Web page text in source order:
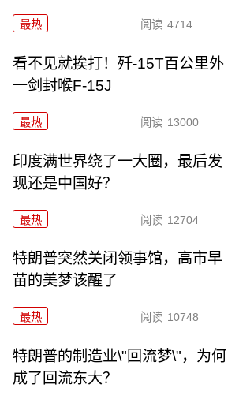
最热 阅读 4714
看不见就挨打！歼-15T百公里外
一剑封喉F-15J
最热 阅读 13000
印度满世界绕了一大圈，最后发
现还是中国好？
最热 阅读 12704
特朗普突然关闭领事馆，高市早
苗的美梦该醒了
最热 阅读 10748
特朗普的制造业\"回流梦\"，为何
成了回流东大？